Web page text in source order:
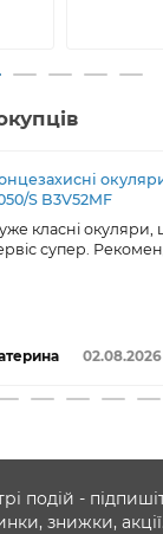
S B3V52MF
класні окуляри,
супер.
02.08.2026
подій -
знижки, акції.